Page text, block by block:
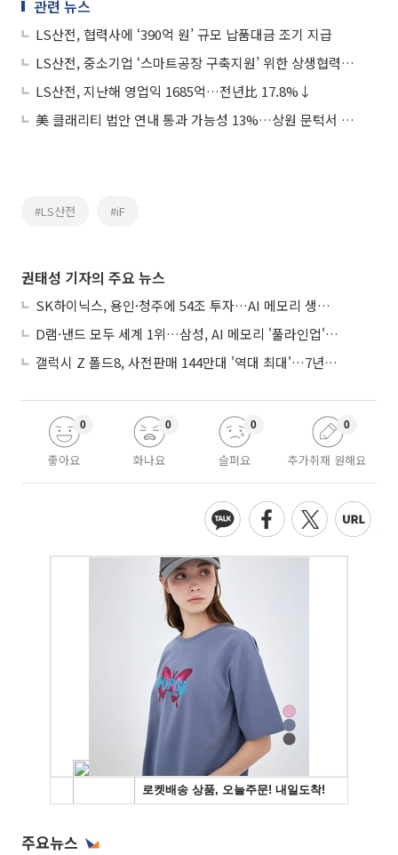
관련 뉴스
LS산전, 협력사에 ‘390억 원’ 규모 납품대금 조기 지급
LS산전, 중소기업 ‘스마트공장 구축지원’ 위한 상생협력기금 체결
LS산전, 지난해 영업익 1685억…전년比 17.8%↓
美 클래리티 법안 연내 통과 가능성 13%…상원 문턱서 제동
#LS산전 #iF
권태성 기자의 주요 뉴스
SK하이닉스, 용인·청주에 54조 투자…AI 메모리 생산기지 키운다
D램·낸드 모두 세계 1위…삼성, AI 메모리 '풀라인업'으로 승부
갤럭시 Z 폴드8, 사전판매 144만대 '역대 최대'…7년만에 갤노트10 기록 넘어
좋아요
0
화나요
0
슬퍼요
0
추가취재 원해요
0
주요뉴스